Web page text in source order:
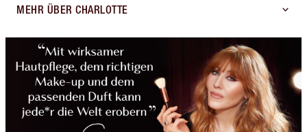
MEHR ÜBER CHARLOTTE